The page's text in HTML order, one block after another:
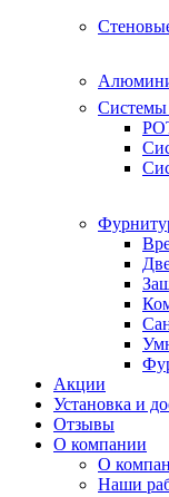
Системы
Акции
Установка и
Отзывы
О компании
О
Наши